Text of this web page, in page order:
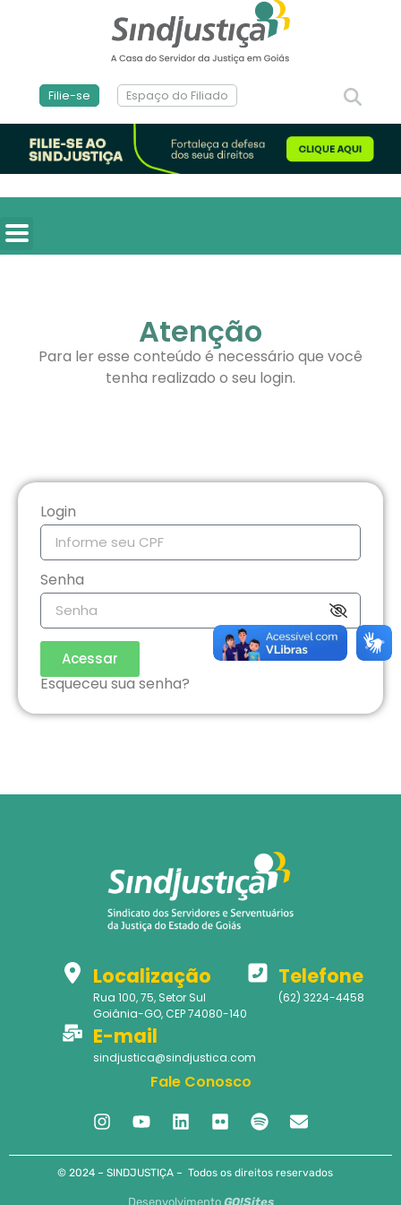
Filie-se Espaço do Filiado
Atenção
Para ler esse conteúdo é necessário que você
tenha realizado o seu login.
Login
Senha
Acessar
Esqueceu sua senha?
Localização
Rua 100, 75, Setor Sul
Goiânia-GO, CEP 74080-140
Telefone
(62) 3224-4458
E-mail
sindjustica@sindjustica.com
Fale Conosco
© 2024 – SINDJUSTIÇA – Todos os direitos reservados
Desenvolvimento GO!Sites